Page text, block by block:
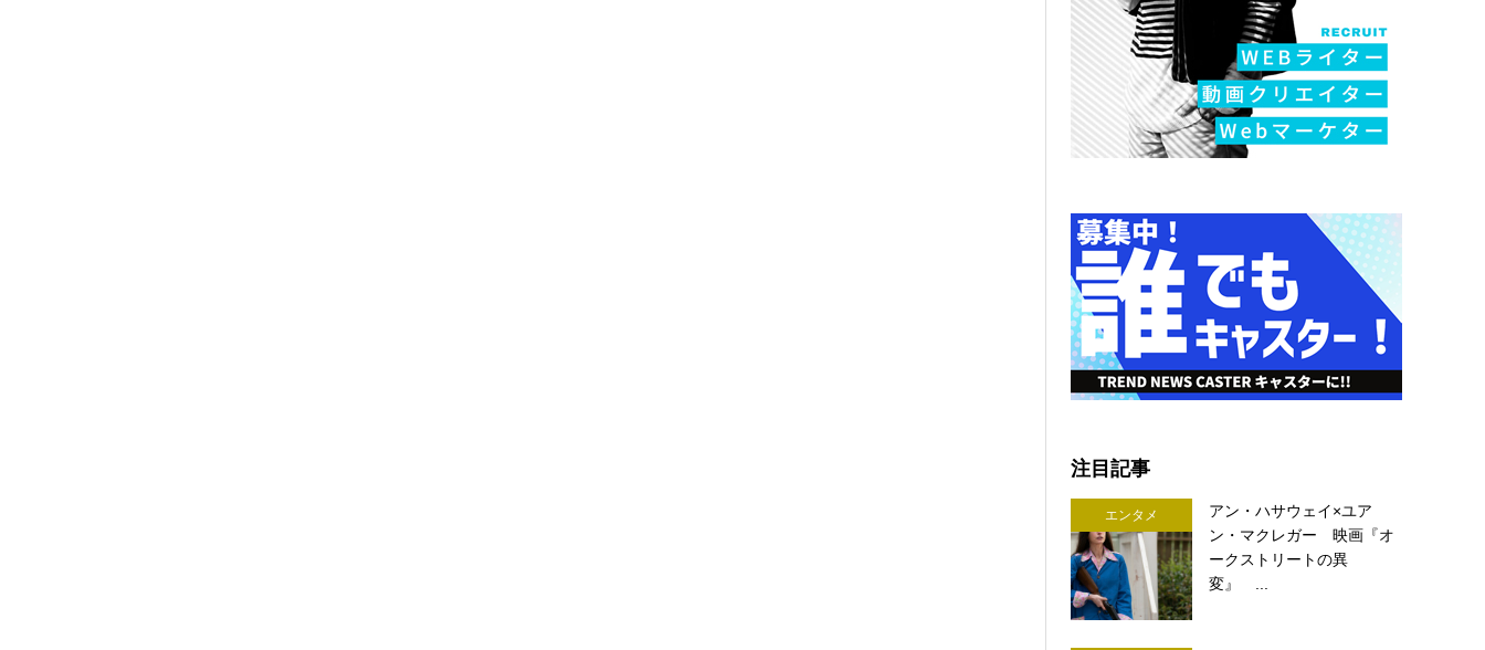
注目記事
エンタメ
アン・ハサウェイ×ユア
ン・マクレガー 映画『オ
ークストリートの異
変』 ...